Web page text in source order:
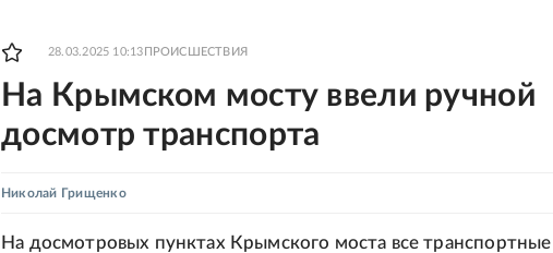
28.03.2025 10:13 ПРОИСШЕСТВИЯ
На Крымском мосту ввели ручной
досмотр транспорта
Николай Грищенко
На досмотровых пунктах Крымского моста все транспортные